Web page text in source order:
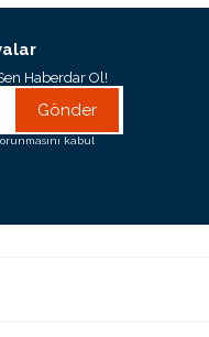
Haberdar Ol!
Gönder
kabul